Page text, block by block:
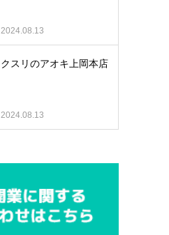
2024.08.13
クスリのアオキ上岡本店
2024.08.13